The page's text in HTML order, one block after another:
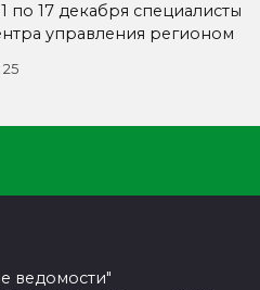
по 17 декабря специалисты
управления регионом
25
ведомости"